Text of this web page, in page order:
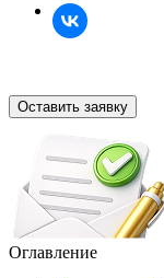
Оставить заявку
Оглавление